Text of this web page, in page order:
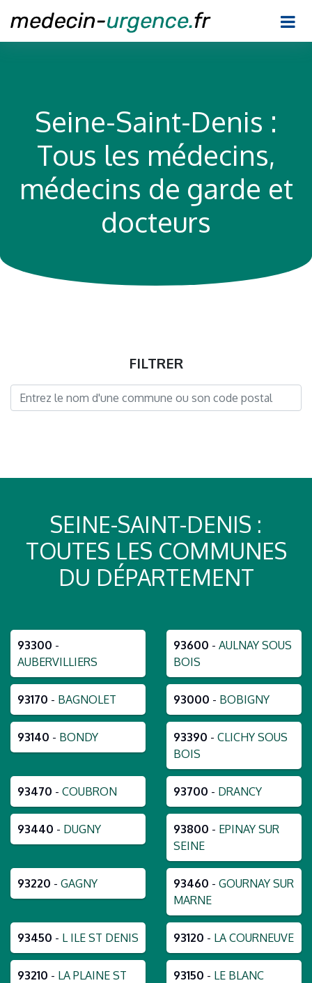
Seine-Saint-Denis :
Tous les médecins,
médecins de garde et
docteurs
FILTRER
SEINE-SAINT-DENIS :
TOUTES LES COMMUNES
DU DÉPARTEMENT
93300 -
AUBERVILLIERS
93600 - AULNAY SOUS
BOIS
93170 - BAGNOLET 93000 - BOBIGNY
93140 - BONDY 93390 - CLICHY SOUS
BOIS
93470 - COUBRON 93700 - DRANCY
93440 - DUGNY 93800 - EPINAY SUR
SEINE
93220 - GAGNY 93460 - GOURNAY SUR
MARNE
93450 - L ILE ST DENIS 93120 - LA COURNEUVE
93210 - LA PLAINE ST
93150 - LE BLANC